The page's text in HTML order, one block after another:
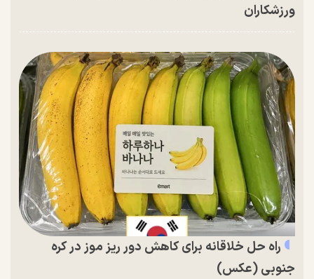
ورزشکاران
راه حل خلاقانه برای کاهش دور ریز موز در کره
جنوبی (عکس)